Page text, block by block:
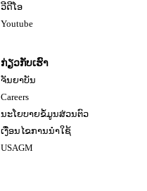
ວີດີໂອ
Youtube
ກ່ຽວກັບເຮົາ
ຈັນຍາບັນ
Careers
ນະໂຍບາຍຂໍ້ມູນສ່ວນຕົວ
ເງື່ອນໄຂການນໍາໃຊ້
USAGM